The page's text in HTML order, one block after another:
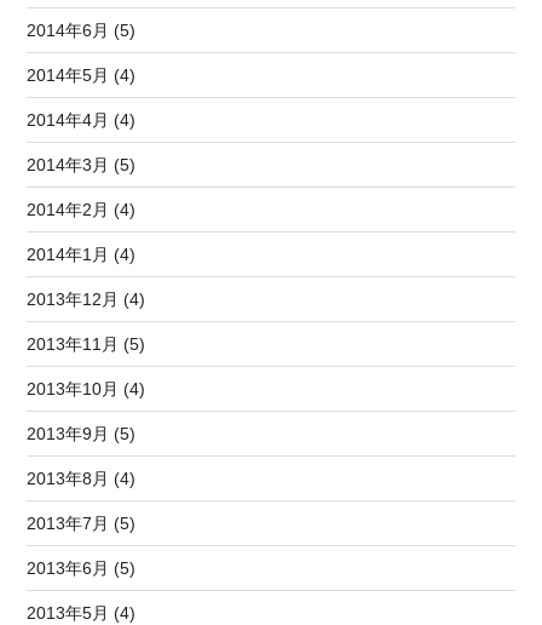
2014年6月 (5)
2014年5月 (4)
2014年4月 (4)
2014年3月 (5)
2014年2月 (4)
2014年1月 (4)
2013年12月 (4)
2013年11月 (5)
2013年10月 (4)
2013年9月 (5)
2013年8月 (4)
2013年7月 (5)
2013年6月 (5)
2013年5月 (4)